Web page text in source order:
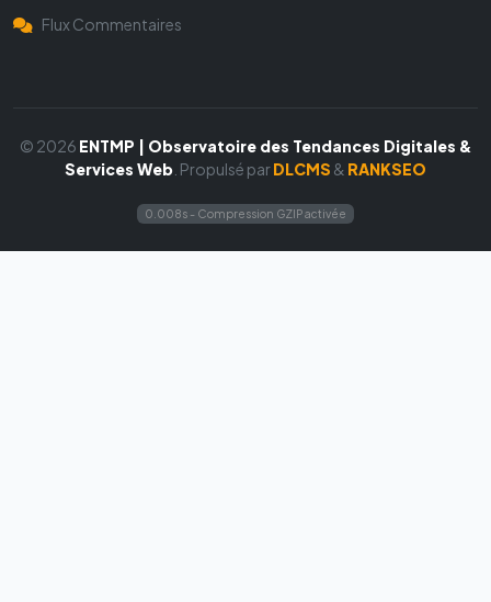
Flux Commentaires
© 2026 ENTMP | Observatoire des Tendances Digitales &
Services Web . Propulsé parDLCMS & RANKSEO
0.008s - Compression GZIP activée